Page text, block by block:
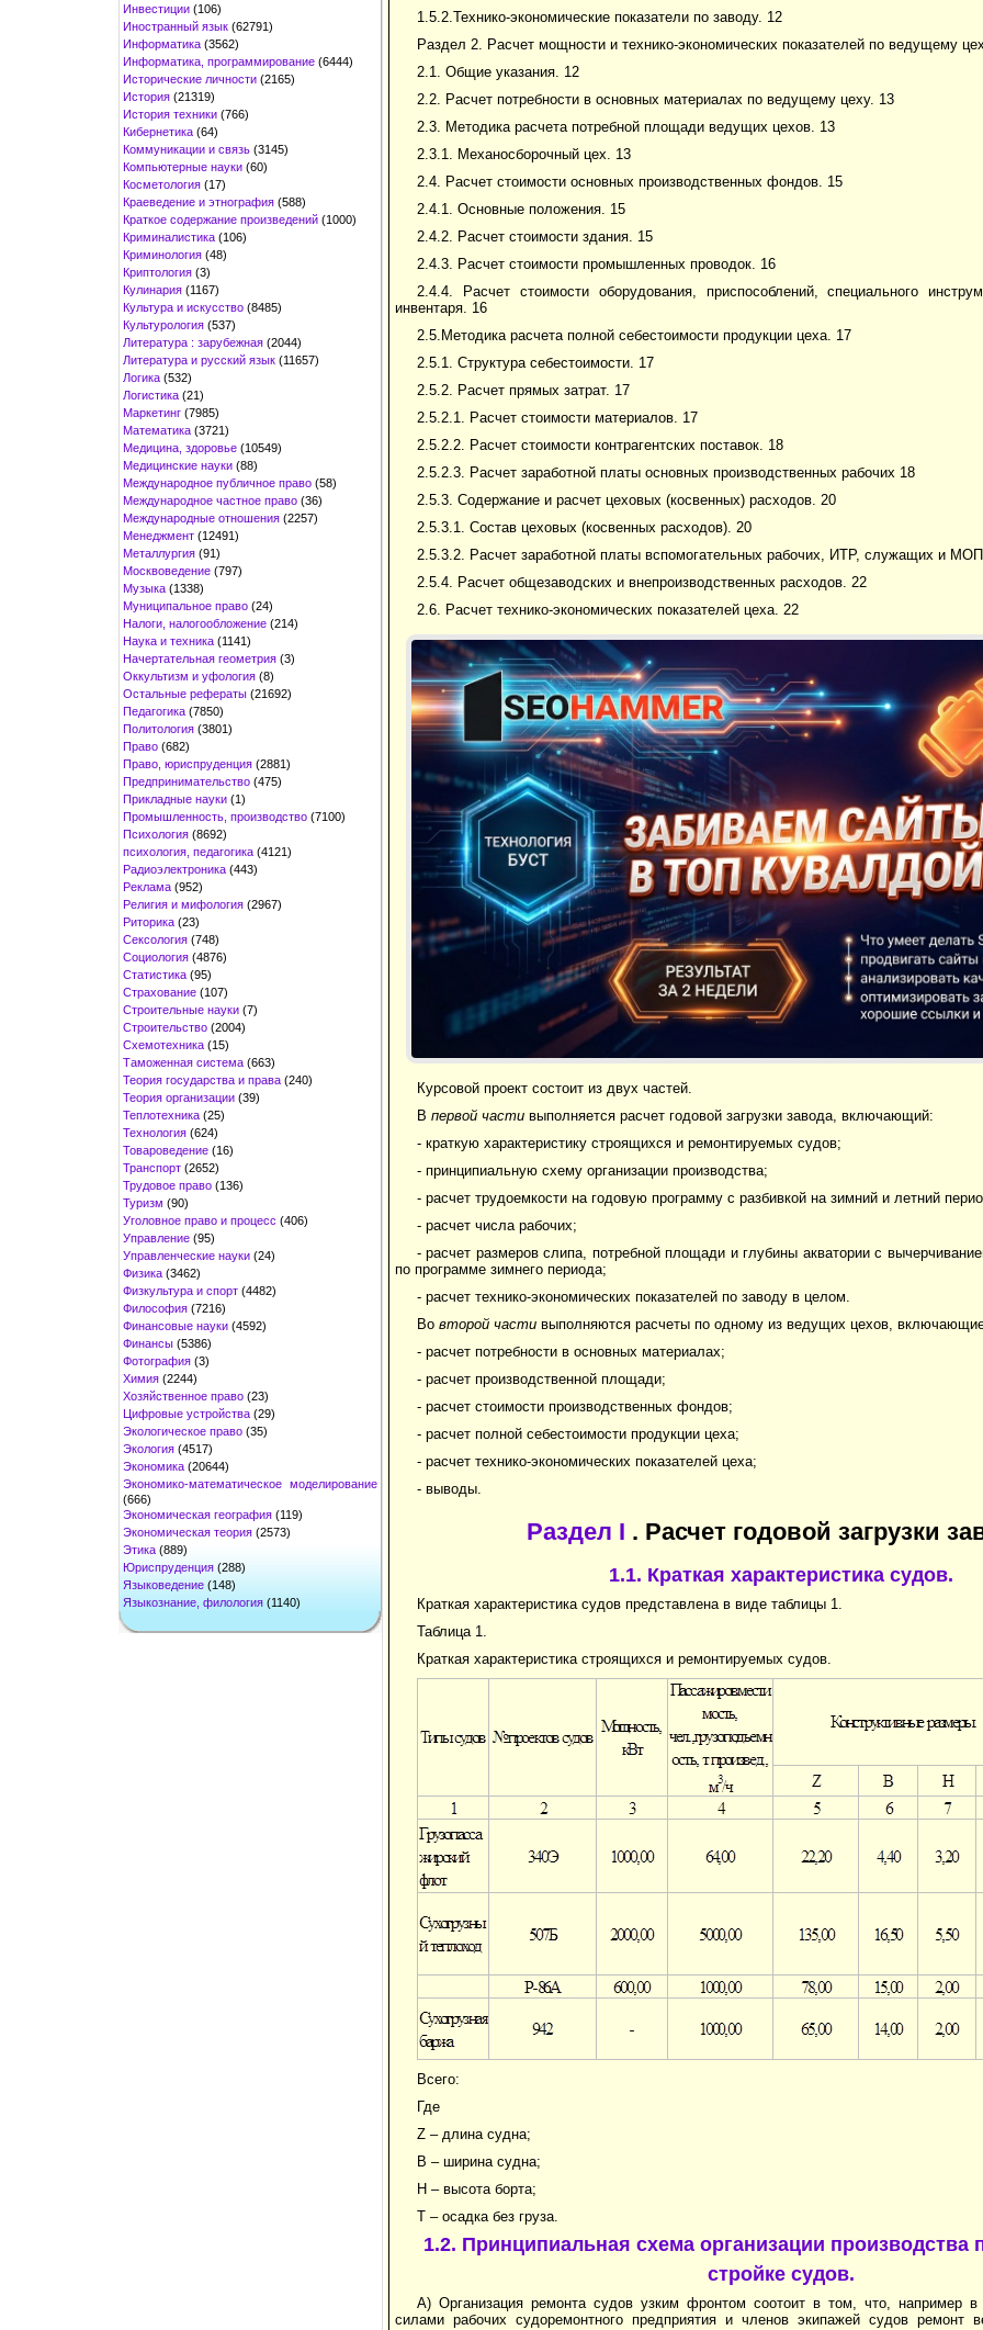
Инвестиции (106)
Иностранный язык (62791)
Информатика (3562)
Информатика, программирование (6444)
Исторические личности (2165)
История (21319)
История техники (766)
Кибернетика (64)
Коммуникации и связь (3145)
Компьютерные науки (60)
Косметология (17)
Краеведение и этнография (588)
Краткое содержание произведений (1000)
Криминалистика (106)
Криминология (48)
Криптология (3)
Кулинария (1167)
Культура и искусство (8485)
Культурология (537)
Литература : зарубежная (2044)
Литература и русский язык (11657)
Логика (532)
Логистика (21)
Маркетинг (7985)
Математика (3721)
Медицина, здоровье (10549)
Медицинские науки (88)
Международное публичное право (58)
Международное частное право (36)
Международные отношения (2257)
Менеджмент (12491)
Металлургия (91)
Москвоведение (797)
Музыка (1338)
Муниципальное право (24)
Налоги, налогообложение (214)
Наука и техника (1141)
Начертательная геометрия (3)
Оккультизм и уфология (8)
Остальные рефераты (21692)
Педагогика (7850)
Политология (3801)
Право (682)
Право, юриспруденция (2881)
Предпринимательство (475)
Прикладные науки (1)
Промышленность, производство (7100)
Психология (8692)
психология, педагогика (4121)
Радиоэлектроника (443)
Реклама (952)
Религия и мифология (2967)
Риторика (23)
Сексология (748)
Социология (4876)
Статистика (95)
Страхование (107)
Строительные науки (7)
Строительство (2004)
Схемотехника (15)
Таможенная система (663)
Теория государства и права (240)
Теория организации (39)
Теплотехника (25)
Технология (624)
Товароведение (16)
Транспорт (2652)
Трудовое право (136)
Туризм (90)
Уголовное право и процесс (406)
Управление (95)
Управленческие науки (24)
Физика (3462)
Физкультура и спорт (4482)
Философия (7216)
Финансовые науки (4592)
Финансы (5386)
Фотография (3)
Химия (2244)
Хозяйственное право (23)
Цифровые устройства (29)
Экологическое право (35)
Экология (4517)
Экономика (20644)
Экономико-математическое моделирование
(666)
Экономическая география (119)
Экономическая теория (2573)
Этика (889)
Юриспруденция (288)
Языковедение (148)
Языкознание, филология (1140)
1.5.2.Технико-экономические показатели по заводу. 12
Раздел 2. Расчет мощности и технико-экономических показателей по ведущему
2.1. Общие указания. 12
2.2. Расчет потребности в основных материалах по ведущему цеху. 13
2.3. Методика расчета потребной площади ведущих цехов. 13
2.3.1. Механосборочный цех. 13
2.4. Расчет стоимости основных производственных фондов. 15
2.4.1. Основные положения. 15
2.4.2. Расчет стоимости здания. 15
2.4.3. Расчет стоимости промышленных проводок. 16
2.4.4. Расчет стоимости оборудования, приспособлений, специального
инвентаря. 16
2.5.Методика расчета полной себестоимости продукции цеха. 17
2.5.1. Структура себестоимости. 17
2.5.2. Расчет прямых затрат. 17
2.5.2.1. Расчет стоимости материалов. 17
2.5.2.2. Расчет стоимости контрагентских поставок. 18
2.5.2.3. Расчет заработной платы основных производственных рабочих 18
2.5.3. Содержание и расчет цеховых (косвенных) расходов. 20
2.5.3.1. Состав цеховых (косвенных расходов). 20
2.5.3.2. Расчет заработной платы вспомогательных рабочих, ИТР, служащих и
2.5.4. Расчет общезаводских и внепроизводственных расходов. 22
2.6. Расчет технико-экономических показателей цеха. 22
Курсовой проект состоит из двух частей.
В первой части выполняется расчет годовой загрузки завода, включаю­щий:
- краткую характеристику строящихся и ремонтируемых судов;
- принципиальную схему организации производства;
- расчет трудоемкости на годовую программу с разбивкой на зимний и летний
- расчет числа рабочих;
- расчет размеров слипа, потребной площади и глубины акватории с
по программе зимнего периода;
- расчет технико-экономических показателей по заводу в целом.
Во второй части выполняются расчеты по одному из ведущих цехов,
- расчет потребности в основных материалах;
- расчет производственной площади;
- расчет стоимости производственных фондов;
- расчет полной себестоимости продукции цеха;
- расчет технико-экономических показателей цеха;
- выводы.
Раздел I . Расчет годовой загрузки
1.1. Краткая характеристика судов.
Краткая характеристика судов представлена в виде таблицы 1.
Таблица 1.
Краткая характеристика строящихся и ремонтируемых судов.
Всего:
Где
Z – длина судна;
B – ширина судна;
H – высота борта;
T – осадка без груза.
1.2. Принципиальная схема организации производства
стройке судов.
А) Организация ремонта судов узким фронтом соотоит в том, что, например в
силами рабочих судоремонтного предприятия и членов экипажей судов ремонт